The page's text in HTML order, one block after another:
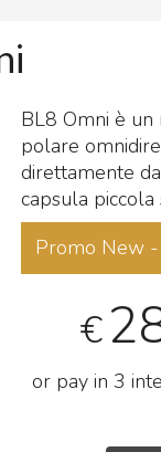
BL8 Omni è un
polare
direttamente
capsula piccola
Promo New
€
or pay in 3